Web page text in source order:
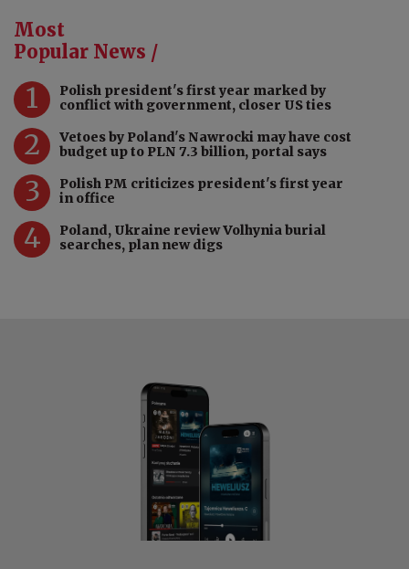
Most
Popular News /
1
Polish president's first year marked by
conflict with government, closer US ties
2
Vetoes by Poland's Nawrocki may have cost
budget up to PLN 7.3 billion, portal says
3
Polish PM criticizes president's first year
in office
4
Poland, Ukraine review Volhynia burial
searches, plan new digs